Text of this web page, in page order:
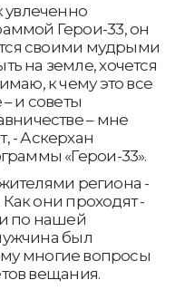
увлеченно
Герои-33, он
своими мудрыми
на земле, хочется
к чему это все
и советы
– мне
- Аскерхан
«Герои-33».
региона -
они проходят -
по нашей
был
многие вопросы
вещания.